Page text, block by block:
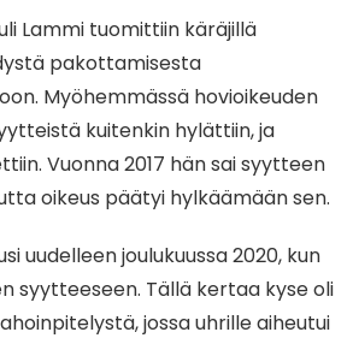
Lammi tuomittiin käräjillä
pakottamisesta
Myöhemmässä hovioikeuden
kuitenkin hylättiin, ja
Vuonna 2017 hän sai syytteen
oikeus päätyi hylkäämään sen.
uudelleen joulukuussa 2020, kun
syytteeseen. Tällä kertaa kyse oli
jossa uhrille aiheutui